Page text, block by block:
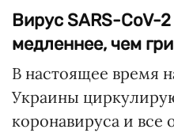
Вирус SARS-CoV-
медленнее, чем
В настоящее время
Украины
коронавируса и все